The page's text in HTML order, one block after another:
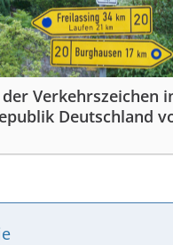
Verkehrszeichen
Deutschland